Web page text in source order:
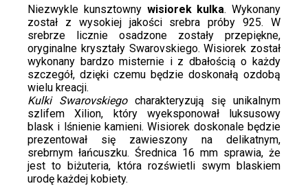
Niezwykle kunsztowny wisiorek kulka. Wykonany
został z wysokiej jakości srebra próby 925. W
srebrze licznie osadzone zostały przepiękne,
oryginalne kryształy Swarovskiego. Wisiorek został
wykonany bardzo misternie i z dbałością o każdy
szczegół, dzięki czemu będzie doskonałą ozdobą
wielu kreacji.
Kulki Swarovskiegocharakteryzują się unikalnym
szlifem Xilion, który wyeksponował luksusowy
blask i lśnienie kamieni. Wisiorek doskonale będzie
prezentował się zawieszony na delikatnym,
srebrnym łańcuszku. Średnica 16 mm sprawia, że
jest to biżuteria, która rozświetli swym blaskiem
urodę każdej kobiety.